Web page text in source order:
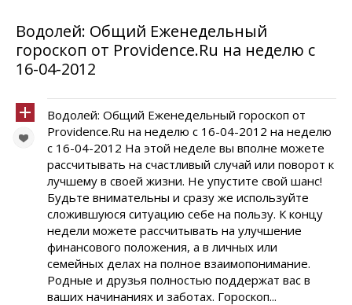
Водолей: Общий Еженедельный
гороскоп от Providence.Ru на неделю с
16-04-2012
Водолей: Общий Еженедельный гороскоп от
Providence.Ru на неделю с 16-04-2012 на неделю
с 16-04-2012 На этой неделе вы вполне можете
рассчитывать на счастливый случай или поворот к
лучшему в своей жизни. Не упустите свой шанс!
Будьте внимательны и сразу же используйте
сложившуюся ситуацию себе на пользу. К концу
недели можете рассчитывать на улучшение
финансового положения, а в личных или
семейных делах на полное взаимопонимание.
Родные и друзья полностью поддержат вас в
ваших начинаниях и заботах. Гороскоп...